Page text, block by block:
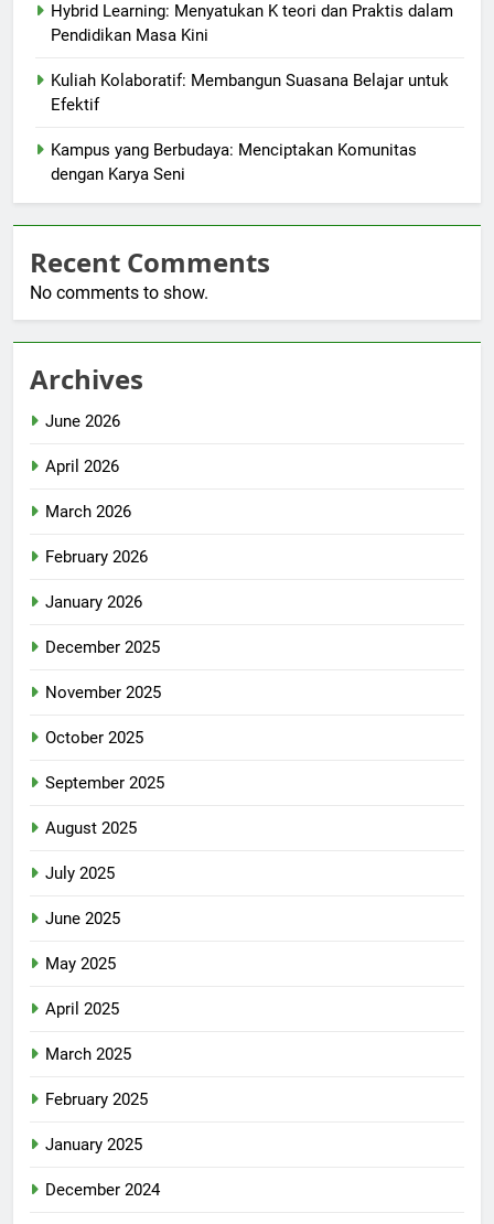
Hybrid Learning: Menyatukan K teori dan Praktis dalam
Pendidikan Masa Kini
Kuliah Kolaboratif: Membangun Suasana Belajar untuk
Efektif
Kampus yang Berbudaya: Menciptakan Komunitas
dengan Karya Seni
Recent Comments
No comments to show.
Archives
June 2026
April 2026
March 2026
February 2026
January 2026
December 2025
November 2025
October 2025
September 2025
August 2025
July 2025
June 2025
May 2025
April 2025
March 2025
February 2025
January 2025
December 2024